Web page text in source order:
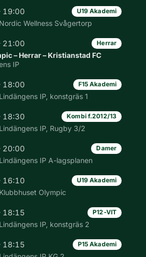
19:00 U19 Akademi
Nordic Wellness Svågertorp
21:00 Herrar
– Herrar – Kristianstad FC
IP
18:00 F15 Akademi
Lindängens IP, konstgräs 1
18:30 Kombi f.2012/13
Lindängens IP, Rugby 3/2
20:00 Damer
Lindängens IP A-lagsplanen
16:10 U19 Akademi
Klubbhuset Olympic
18:15 P12-VIT
Lindängens IP, konstgräs 2
18:15 P15 Akademi